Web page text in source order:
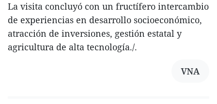
La visita concluyó con un fructífero intercambio
de experiencias en desarrollo socioeconómico,
atracción de inversiones, gestión estatal y
agricultura de alta tecnología./.
VNA